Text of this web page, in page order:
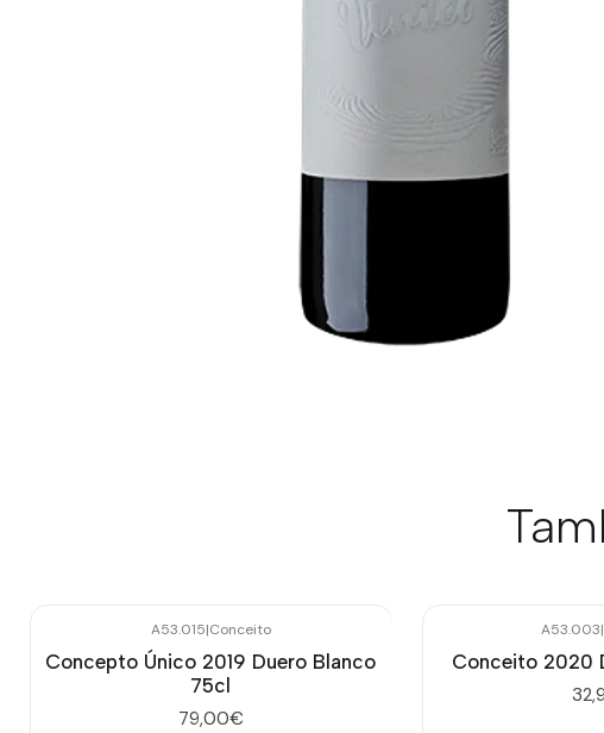
A53.015|Conceito
Concepto Único 2019 Duero Blanco
75cl
79,00€
A53.003|
Conceito 2020